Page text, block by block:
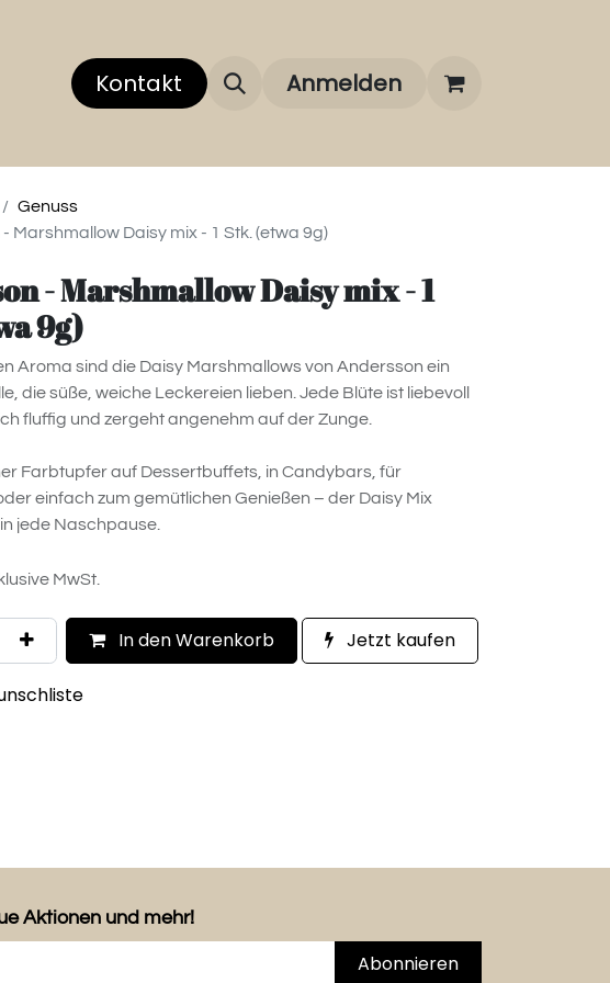
Über uns Über unsere Marken FAQ
Kontakt Anmelden
Genuss
Marshmallow Daisy mix - 1 Stk. (etwa 9g)
- Marshmallow Daisy mix - 1
9g)
Aroma sind die Daisy Marshmallows von Andersson ein
die süße, weiche Leckereien lieben. Jede Blüte ist liebevoll
fluffig und zergeht angenehm auf der Zunge.
Farbtupfer auf Dessertbuffets, in Candybars, für
einfach zum gemütlichen Genießen – der Daisy Mix
jede Naschpause.
MwSt.
In den Warenkorb Jetzt kaufen
Aktionen und mehr!
Abonnieren